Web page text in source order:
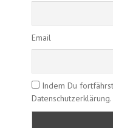
Email
Indem Du
Datenschutzerklärung.